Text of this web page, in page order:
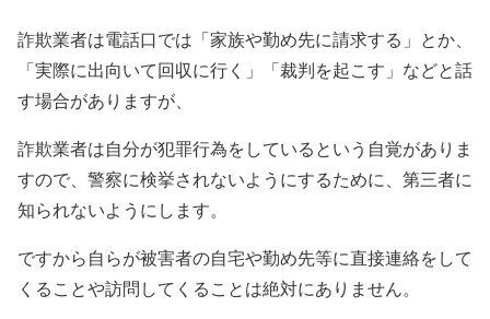
詐欺業者は電話口では「家族や勤め先に請求する」とか、
「実際に出向いて回収に行く」「裁判を起こす」などと話
す場合がありますが、
詐欺業者は自分が犯罪行為をしているという自覚がありま
すので、警察に検挙されないようにするために、第三者に
知られないようにします。
ですから自らが被害者の自宅や勤め先等に直接連絡をして
くることや訪問してくることは絶対にありません。